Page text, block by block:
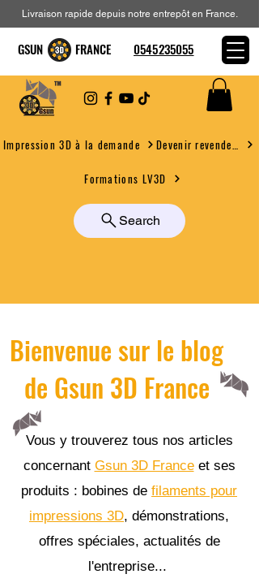
Impression 3D à la demande
Formations LV3D
Search
Livraison rapide depuis notre entrepôt en France.
GSUN FRANCE 0545235055
Bienvenue sur le blog
de Gsun 3D France
Vous y trouverez tous nos articles
concernant Gsun 3D Franceet ses
produits : bobines de filaments pour
impressions 3D, démonstrations,
offres spéciales, actualités de
l'entreprise...